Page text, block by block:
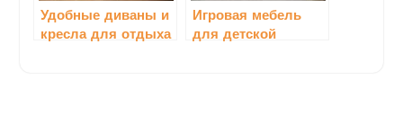
Удобные диваны и
кресла для отдыха
Игровая мебель
для детской